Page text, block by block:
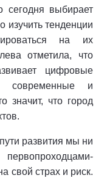
сегодня выбирает
изучить тенденции
на их
отметила, что
цифровые
современные и
значит, что город
развития мы ни
свой страх и риск.